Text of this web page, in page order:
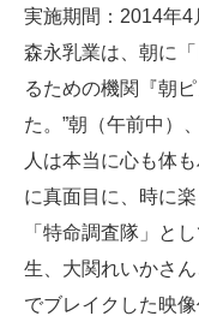
実施期間：2014年4
森永乳業は、朝に
るための機関『朝
た。”朝（午前中）
人は本当に心も体
に真面目に、時に楽
「特命調査隊」と
生、大関れいかさ
でブレイクした映